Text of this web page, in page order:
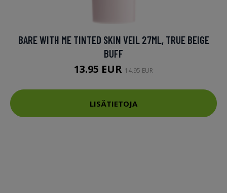
BARE WITH ME TINTED SKIN VEIL 27ML, TRUE BEIGE
BUFF
13.95 EUR 14.95 EUR
LISÄTIETOJA